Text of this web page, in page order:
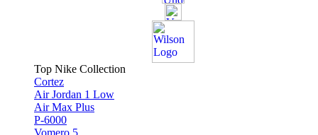
Top Nike Collection
Cortez
Air Jordan 1 Low
Air Max Plus
P-6000
Vomero 5